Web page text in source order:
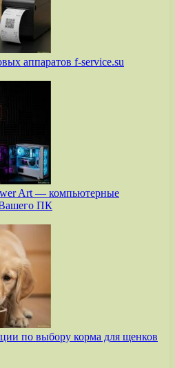
аппаратов f-service.su
Art — компьютерные
ПК
по выбору корма для щенков